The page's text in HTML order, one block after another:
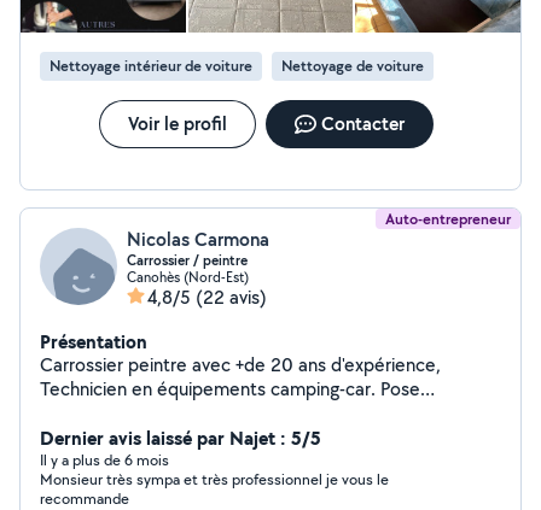
Nettoyage intérieur de voiture Nettoyage de voiture
Voir le profil Contacter
Auto-entrepreneur
Nicolas Carmona
Carrossier / peintre
Canohès (Nord-Est)
4,8/5 (22 avis)
Présentation
Carrossier peintre avec +de 20 ans d'expérience,
Technicien en équipements camping-car. Pose
soigné
Dernier avis laissé par Najet : 5/5
Il y a plus de 6 mois
Monsieur très sympa et très professionnel je vous le
recommande